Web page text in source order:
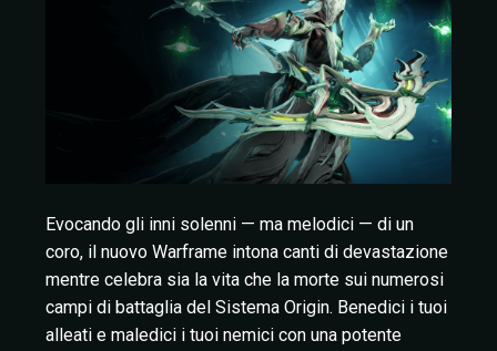
Evocando gli inni solenni — ma melodici — di un
coro, il nuovo Warframe intona canti di devastazione
mentre celebra sia la vita che la morte sui numerosi
campi di battaglia del Sistema Origin. Benedici i tuoi
alleati e maledici i tuoi nemici con una potente